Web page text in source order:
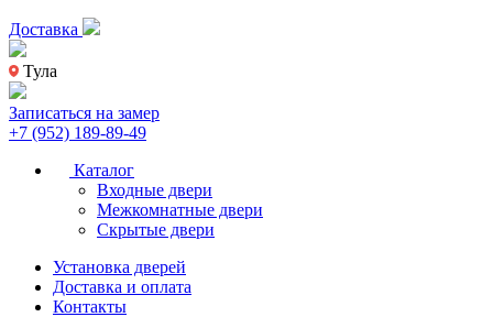
Доставка
Тула
Записаться на замер
+7 (952) 189-89-49
Каталог
Входные двери
Межкомнатные двери
Скрытые двери
Установка дверей
Доставка и оплата
Контакты